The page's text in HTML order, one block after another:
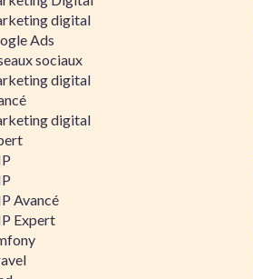
digital
Ads
sociaux
digital
digital
Avancé
Expert